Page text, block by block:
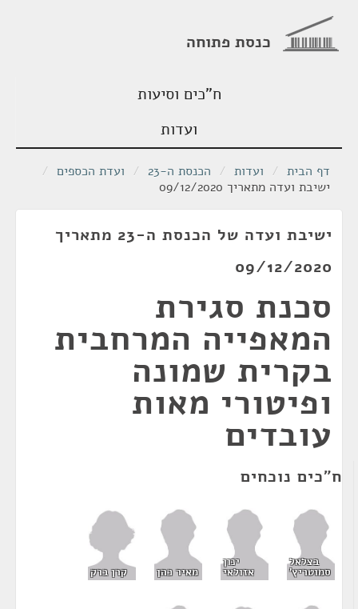
כנסת פתוחה
ח"כים וסיעות
ועדות
דף הבית / ועדות / הכנסת ה-23 / ועדת הכספים /
ישיבת ועדה מתאריך 09/12/2020
ישיבת ועדה של הכנסת ה-23 מתאריך
09/12/2020
סכנת סגירת
המאפייה המרחבית
בקרית שמונה
ופיטורי מאות
עובדים
ח"כים נוכחים
בצלאל
סמוטריץ'
ינון
אזולאי מאיר כהן קרן ברק